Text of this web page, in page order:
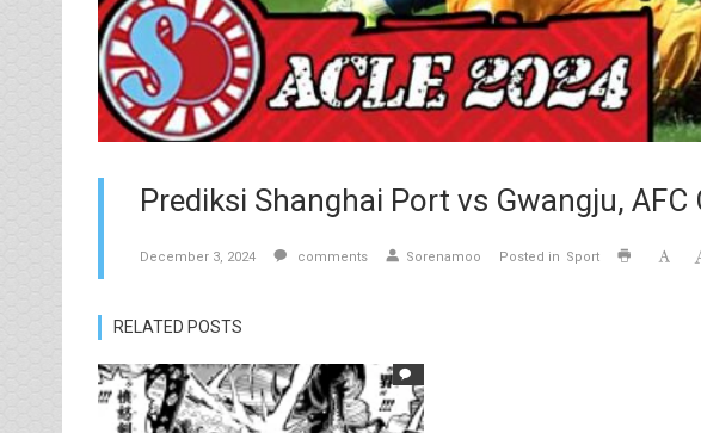
Prediksi Shanghai Port vs Gwangju,
December 3, 2024 comments Sorenamoo Posted in Sport
RELATED POSTS